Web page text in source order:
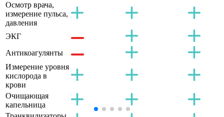
Осмотр врача,
измерение пульса,
давления
ЭКГ
Антикоагулянты
Измерение уровня
кислорода в
крови
Очищающая
капельница